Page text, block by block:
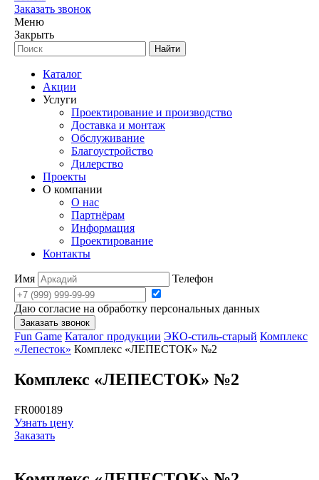
Заказать звонок
Меню
Закрыть
Найти
Каталог
Акции
Услуги
Проектирование и производство
Доставка и монтаж
Обслуживание
Благоустройство
Дилерство
Проекты
О компании
О нас
Партнёрам
Информация
Проектирование
Контакты
Имя Телефон
Даю согласие на обработку персональных данных
Заказать звонок
Fun Game Каталог продукции ЭКО-стиль-старый Комплекс
«Лепесток» Комплекс «ЛЕПЕСТОК» №2
Комплекс «ЛЕПЕСТОК» №2
FR000189
Узнать цену
Заказать